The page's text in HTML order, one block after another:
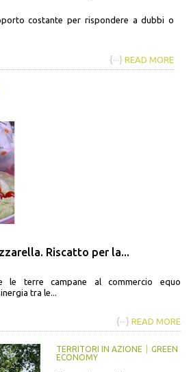
costante per rispondere a dubbi o
{···} READ MORE
Riscatto per la...
le terre campane al commercio equo
tra le...
{···} READ MORE
TERRITORI IN AZIONE
GREEN
ECONOMY